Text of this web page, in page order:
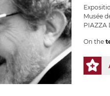
Musée
PIAZZA
On the